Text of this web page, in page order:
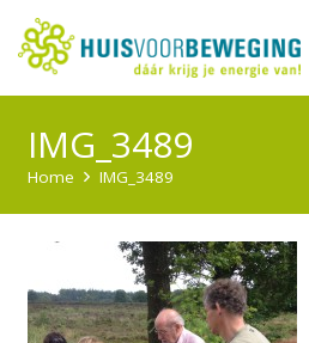
IMG_3489
Home IMG_3489